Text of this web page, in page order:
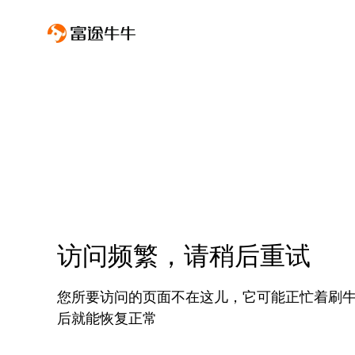
访问频繁，请稍后重试
您所要访问的页面不在这儿，它可能正忙着刷
后就能恢复正常